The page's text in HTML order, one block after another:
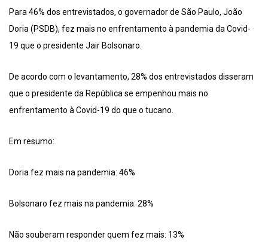
Para 46% dos entrevistados, o governador de São Paulo, João
Doria (PSDB), fez mais no enfrentamento à pandemia da Covid-
19 que o presidente Jair Bolsonaro.
De acordo com o levantamento, 28% dos entrevistados disseram
que o presidente da República se empenhou mais no
enfrentamento à Covid-19 do que o tucano.
Em resumo:
Doria fez mais na pandemia: 46%
Bolsonaro fez mais na pandemia: 28%
Não souberam responder quem fez mais: 13%